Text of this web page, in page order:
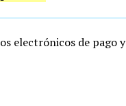
electrónicos de pago y